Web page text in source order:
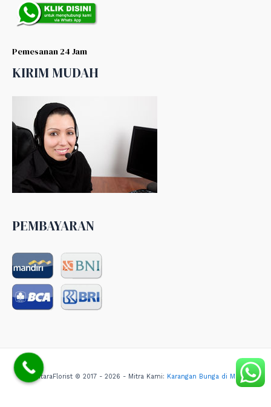
Pemesanan 24 Jam
KIRIM MUDAH
PEMBAYARAN
NusantaraFlorist © 2017 - 2026 - Mitra Kami: Karangan Bunga di Medan